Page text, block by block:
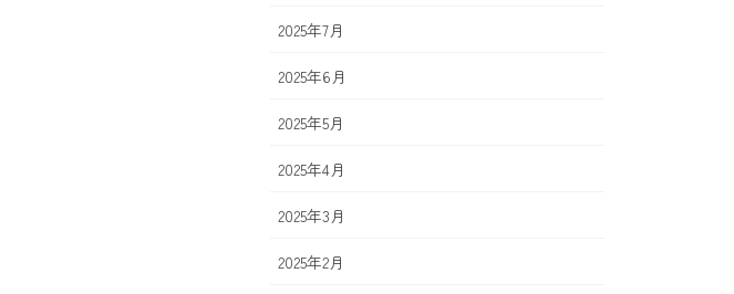
2025年7月
2025年6月
2025年5月
2025年4月
2025年3月
2025年2月